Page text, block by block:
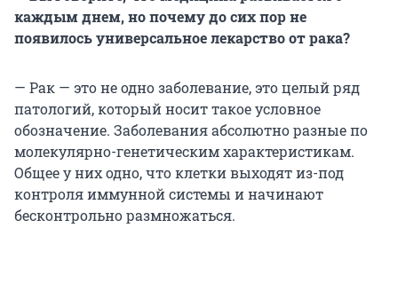
каждым днем, но почему до сих пор не
появилось универсальное лекарство от рака?
— Рак — это не одно заболевание, это целый ряд
патологий, который носит такое условное
обозначение. Заболевания абсолютно разные по
молекулярно-генетическим характеристикам.
Общее у них одно, что клетки выходят из-под
контроля иммунной системы и начинают
бесконтрольно размножаться.